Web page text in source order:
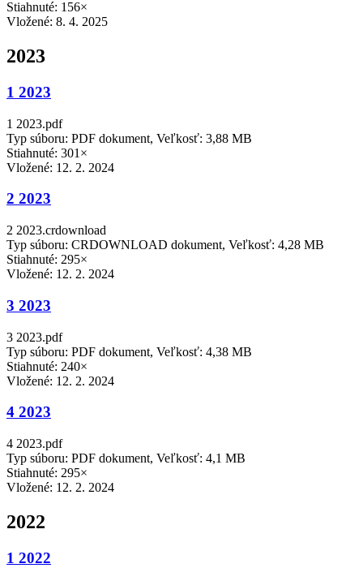
Stiahnuté: 156×
Vložené: 8. 4. 2025
2023
1 2023
1 2023.pdf
Typ súboru: PDF dokument, Veľkosť: 3,88 MB
Stiahnuté: 301×
Vložené: 12. 2. 2024
2 2023
2 2023.crdownload
Typ súboru: CRDOWNLOAD dokument, Veľkosť: 4,28 MB
Stiahnuté: 295×
Vložené: 12. 2. 2024
3 2023
3 2023.pdf
Typ súboru: PDF dokument, Veľkosť: 4,38 MB
Stiahnuté: 240×
Vložené: 12. 2. 2024
4 2023
4 2023.pdf
Typ súboru: PDF dokument, Veľkosť: 4,1 MB
Stiahnuté: 295×
Vložené: 12. 2. 2024
2022
1 2022